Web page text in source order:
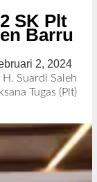
SK Plt
Barru
2, 2024o
l
e
e
d
k
Suardi Saleh
Tugas (Plt)